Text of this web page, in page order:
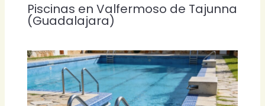
Piscinas en Valfermoso de Tajunna
(Guadalajara)